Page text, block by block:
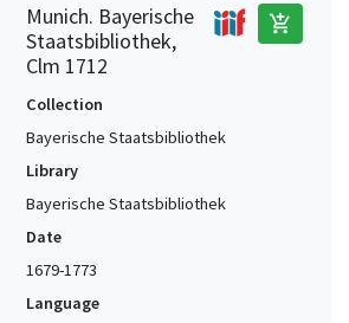
Munich. Bayerische
Staatsbibliothek,
Clm 1712
add_shopping_cart
Collection
Bayerische Staatsbibliothek
Library
Bayerische Staatsbibliothek
Date
1679-1773
Language